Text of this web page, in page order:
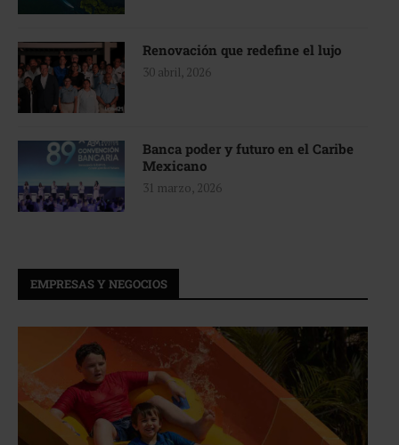
Renovación que redefine el lujo
30 abril, 2026
Banca poder y futuro en el Caribe
Mexicano
31 marzo, 2026
EMPRESAS Y NEGOCIOS